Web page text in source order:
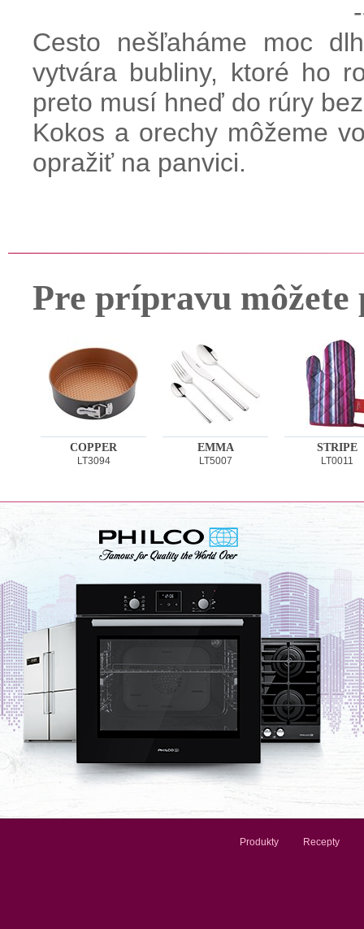
Cesto nešľaháme moc
vytvára bubliny, ktoré ho
preto musí hneď do rúry
Kokos a orechy môžeme
opražiť na panvici.
Pre prípravu
COPPER
LT3094
EMMA
LT5007
STRIPE
LT0011
Produkty Recepty